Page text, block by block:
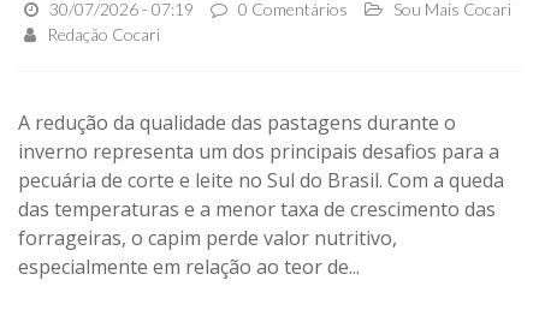
30/07/2026 - 07:19 0 Comentários
Sou Mais Cocari
Redação Cocari
A redução da qualidade das pastagens durante o
inverno representa um dos principais desafios para a
pecuária de corte e leite no Sul do Brasil. Com a queda
das temperaturas e a menor taxa de crescimento das
forrageiras, o capim perde valor nutritivo,
especialmente em relação ao teor de...